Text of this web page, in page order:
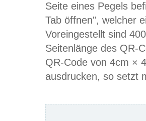
Seite eines Pegels
Tab öffnen", welcher
Voreingestellt sind
Seitenlänge des QR-
QR-Code von 4cm ×
ausdrucken, so setzt